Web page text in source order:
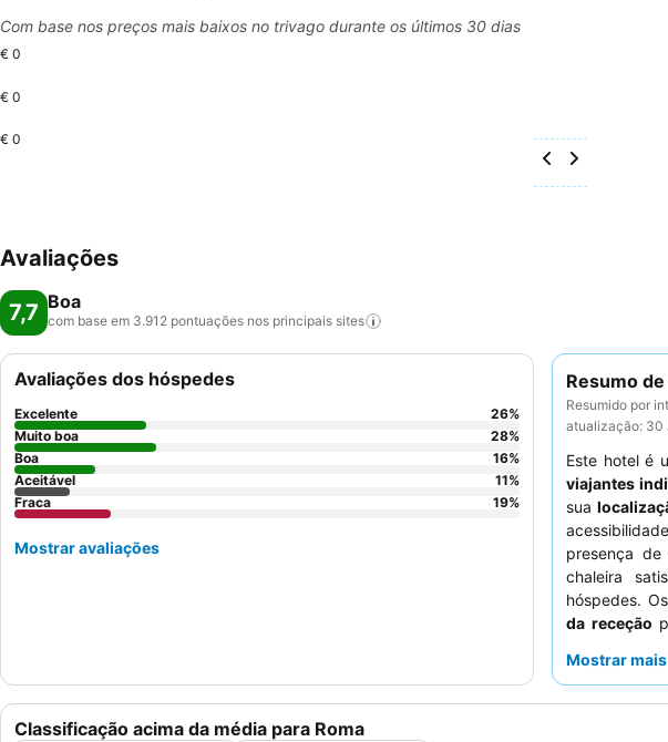
Com base nos preços mais baixos no trivago durante os últimos 30 dias
€ 0
€ 0
€ 0
Avaliações
7,7 Boa
com base em 3.912 pontuações nos principais sites
Resumo
Resumido por
atualização: 30
Este hotel é
viajantes
sua
presença
chaleira
hóspedes.
da receção
mais
Mostrar mais
Classificação acima da média para Roma
Avaliações dos hóspedes
Excelente 26%
Muito boa
28%
Boa
16%
Aceitável
11%
Fraca
19%
Mostrar avaliações